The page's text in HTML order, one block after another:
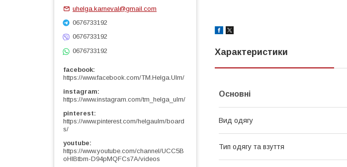
Характеристики
Основні
Вид одягу
Тип одягу та взуття
uhelga.karneval@gmail.com
0676733192
0676733192
0676733192
facebook
https://www.facebook.com/TM.Helga.Ulm/
instagram
https://www.instagram.com/tm_helga_ulm/
pinterest
https://www.pinterest.com/helgaulm/board
s/
youtube
https://www.youtube.com/channel/UCC5B
oHlBtbm-D94pMQFCs7A/videos